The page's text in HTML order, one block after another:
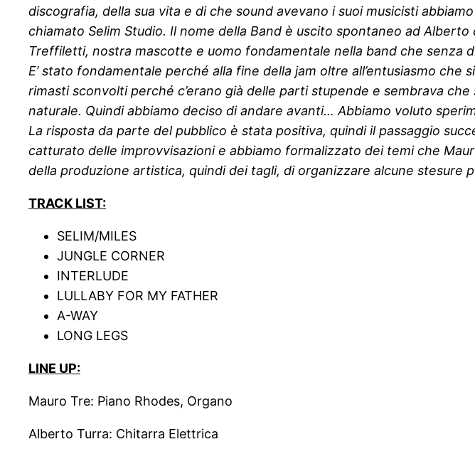
discografia, della sua vita e di che sound avevano i suoi musicisti
chiamato Selim Studio. Il nome della Band è uscito spontaneo ad Alberto
Treffiletti, nostra mascotte e uomo fondamentale nella band che
E’ stato fondamentale perché alla fine della jam oltre all’entusiasmo
rimasti sconvolti perché c’erano già delle parti stupende e sembrava
naturale. Quindi abbiamo deciso di andare avanti… Abbiamo voluto
La risposta da parte del pubblico è stata positiva, quindi il passaggio
catturato delle improvvisazioni e abbiamo formalizzato dei temi che
della produzione artistica, quindi dei tagli, di organizzare alcune stesure
TRACK LIST:
SELIM/MILES
JUNGLE CORNER
INTERLUDE
LULLABY FOR MY FATHER
A-WAY
LONG LEGS
LINE UP:
Mauro Tre: Piano Rhodes, Organo
Alberto Turra: Chitarra Elettrica